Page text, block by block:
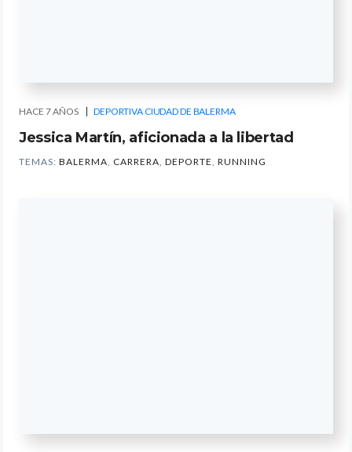
HACE 7 AÑOS DEPORTIVA CIUDAD DE BALERMA
Jessica Martín, aficionada a la libertad
TEMAS: BALERMA, CARRERA, DEPORTE, RUNNING